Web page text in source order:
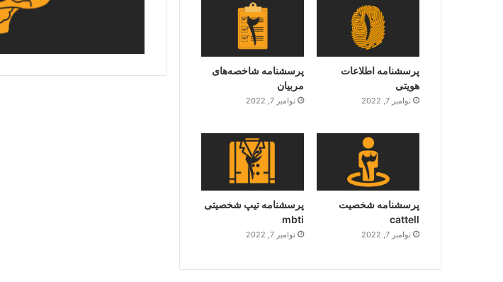
پرسشنامه اطلاعات
هویتی
نوامبر 7, 2022
پرسشنامه شاخصه‌های
مربیان
نوامبر 7, 2022
پرسشنامه شخصیت
cattell
نوامبر 7, 2022
پرسشنامه تیپ شخصیتی
mbti
نوامبر 7, 2022